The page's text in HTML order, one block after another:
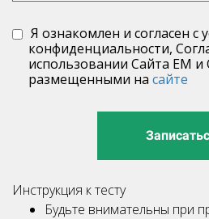
Я ознакомлен и согласен с
конфиденциальности,
использовании Сайта ЕМ и
размещенными на сайте
Инструкция к тесту
Будьте внимательны при